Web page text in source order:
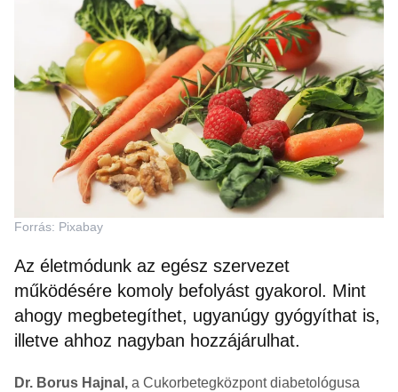
Forrás: Pixabay
Az életmódunk az egész szervezet
működésére komoly befolyást gyakorol. Mint
ahogy megbetegíthet, ugyanúgy gyógyíthat is,
illetve ahhoz nagyban hozzájárulhat.
Dr. Borus Hajnal, a Cukorbetegközpont diabetológusa